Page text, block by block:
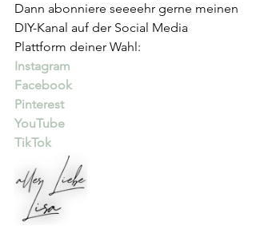
Dann abonniere seeeehr gerne meinen
DIY-Kanal auf der Social Media
Plattform deiner Wahl:
Instagram
Facebook
Pinterest
YouTube
TikTok